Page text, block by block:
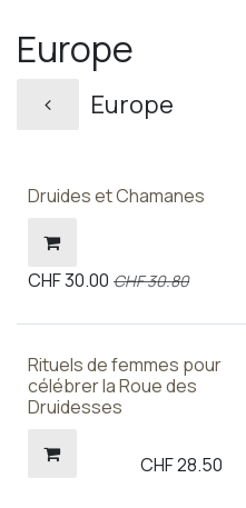
Europe
Europe
Prix sympa !
Druides et Chamanes
CHF30.00 CHF30.80
Rituels de femmes pour
célébrer la Roue des
Druidesses
CHF28.50